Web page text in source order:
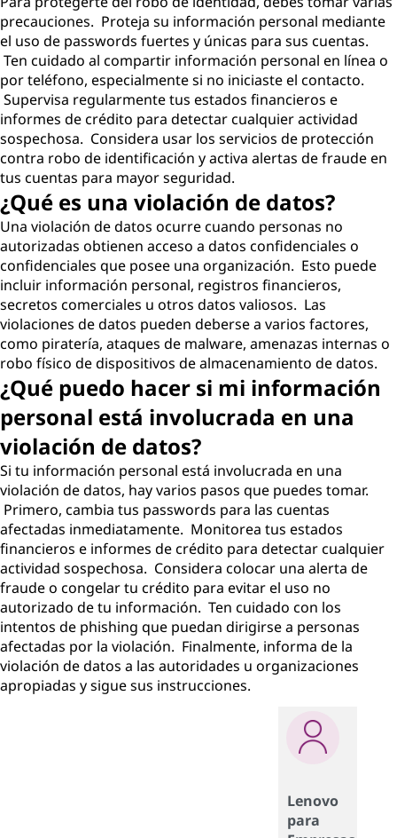
precauciones. Proteja su información personal mediante
el uso de passwords fuertes y únicas para sus cuentas.
Ten cuidado al compartir información personal en línea o
por teléfono, especialmente si no iniciaste el contacto.
Supervisa regularmente tus estados financieros e
informes de crédito para detectar cualquier actividad
sospechosa. Considera usar los servicios de protección
contra robo de identificación y activa alertas de fraude en
tus cuentas para mayor seguridad.
¿Qué es una violación de datos?
Una violación de datos ocurre cuando personas no
autorizadas obtienen acceso a datos confidenciales o
confidenciales que posee una organización. Esto puede
incluir información personal, registros financieros,
secretos comerciales u otros datos valiosos. Las
violaciones de datos pueden deberse a varios factores,
como piratería, ataques de malware, amenazas internas o
robo físico de dispositivos de almacenamiento de datos.
¿Qué puedo hacer si mi información
personal está involucrada en una
violación de datos?
Si tu información personal está involucrada en una
violación de datos, hay varios pasos que puedes tomar.
Primero, cambia tus passwords para las cuentas
afectadas inmediatamente. Monitorea tus estados
financieros e informes de crédito para detectar cualquier
actividad sospechosa. Considera colocar una alerta de
fraude o congelar tu crédito para evitar el uso no
autorizado de tu información. Ten cuidado con los
intentos de phishing que puedan dirigirse a personas
afectadas por la violación. Finalmente, informa de la
violación de datos a las autoridades u organizaciones
apropiadas y sigue sus instrucciones.
Lenovo
para